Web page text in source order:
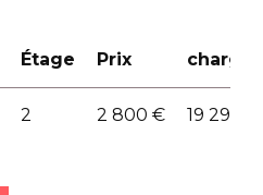
Étage Prix charges
2 2 800 € 19 292 €